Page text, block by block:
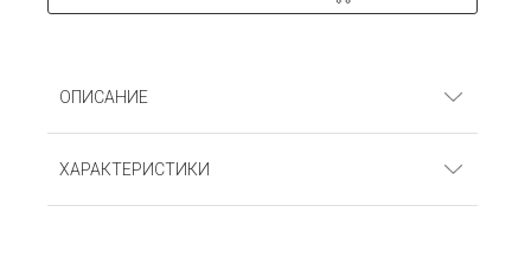
ОПИСАНИЕ
Платье (отрезная талия, длинные рукава). Кулирка
ХАРАКТЕРИСТИКИ